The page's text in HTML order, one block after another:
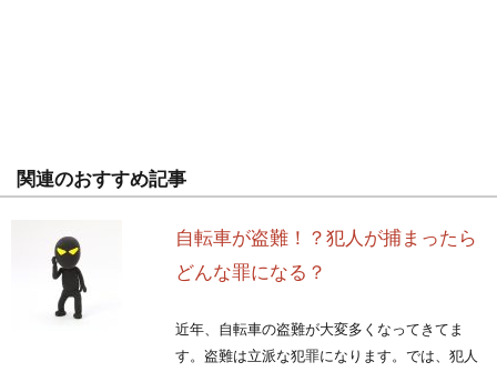
関連のおすすめ記事
自転車が盗難！？犯人が捕まったら
どんな罪になる？
近年、自転車の盗難が大変多くなってきてま
す。盗難は立派な犯罪になります。では、犯人